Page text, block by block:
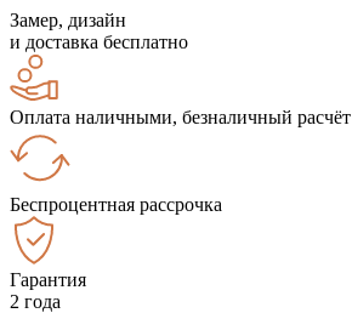
Замер, дизайн
и доставка бесплатно
Оплата наличными, безналичный расчёт
Беспроцентная рассрочка
Гарантия
2 года